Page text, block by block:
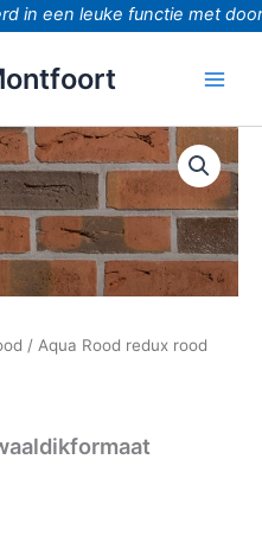
in een leuke functie met
/ Aqua Rood redux rood